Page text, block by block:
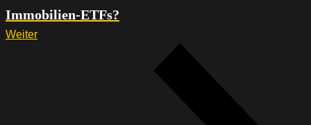
Immobilien-ETFs?
Weiter